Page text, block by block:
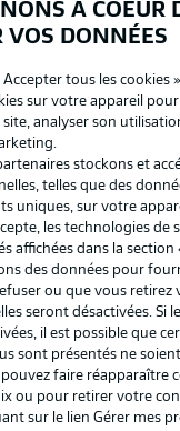
Football as it's meant to
BUNDESLIGA APP
À COEUR
VOS DONNÉES
tous les cookies
sur votre appareil
analyser son
stockons et
telles que des
uniques, sur votre
les technologies de
affichées dans la section
des données pour
ou que vous retirez
seront désactivées. Si
il est possible que
sont présentés ne
faire réapparaître
ou pour retirer votre
sur le lien Gérer mes